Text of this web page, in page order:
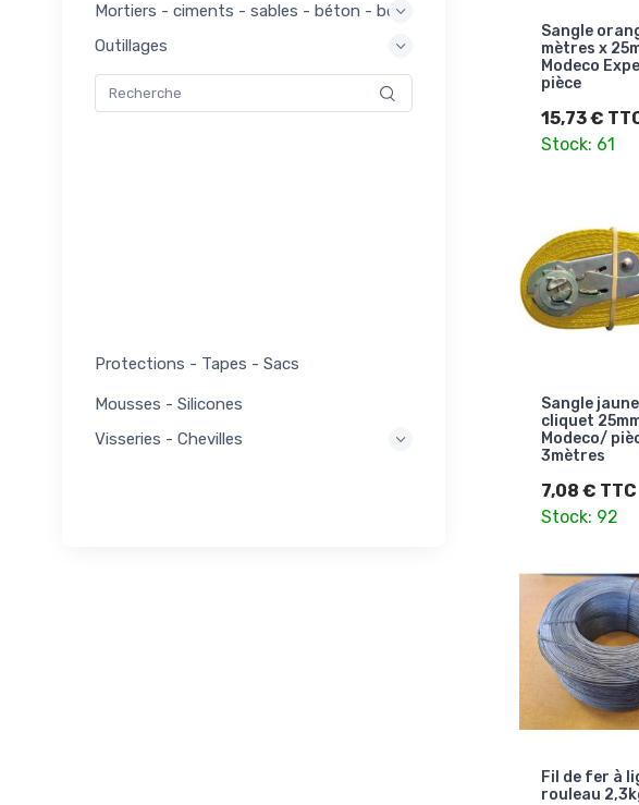
Mortiers - ciments - sables - béton - bois
Outillages
Protections - Tapes - Sacs
Mousses - Silicones
Visseries - Chevilles
Sangle
mètres x
Modeco
pièce
15,73 €
Stock: 61
Sangle
cliquet
Modeco/
3mètres
7,08 € TTC
Stock: 92
Fil de fer à
rouleau